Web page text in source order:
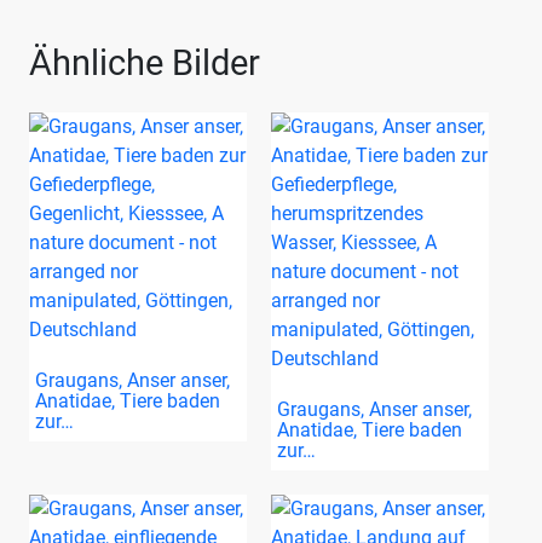
Ähnliche Bilder
Graugans, Anser anser,
Anatidae, Tiere baden
zur…
Graugans, Anser anser,
Anatidae, Tiere baden
zur…